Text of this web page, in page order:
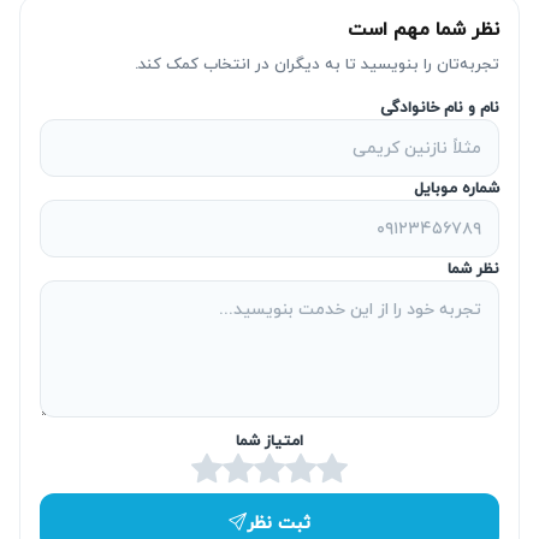
خازن
ترموستات
برد الکترونیکی
میکروسوئیچ درب تماس بگیرید
تعمیر مایکروفر بوش در آریا بهکار چه خدماتی را
نظر شما مهم است
تجربه‌تان را بنویسید تا به دیگران در انتخاب کمک کند.
نام و نام خانوادگی
شماره موبایل
نظر شما
امتیاز شما
ثبت نظر